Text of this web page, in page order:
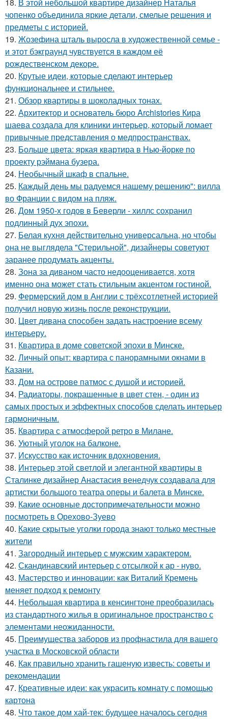
18. В этой небольшой квартире дизайнер Наталья
чопенко объединила яркие детали, смелые решения и
предметы с историей.
19. Жозефина шталь выросла в художественной семье -
и этот бэкграунд чувствуется в каждом её
рождественском декоре.
20. Крутые идеи, которые сделают интерьер
функциональнее и стильнее.
21. Обзор квартиры в шоколадных тонах.
22. Архитектор и основатель бюро Archistories Кира
шаева создала для клиники интерьер, который ломает
привычные представления о медпространствах.
23. Больше цвета: яркая квартира в Нью-йорке по
проекту рэймана бузера.
24. Необычный шкаф в спальне.
25. Каждый день мы радуемся нашему решению": вилла
во Франции с видом на пляж.
26. Дом 1950-х годов в Беверли - хиллс сохранил
подлинный дух эпохи.
27. Белая кухня действительно универсальна, но чтобы
она не выглядела "Стерильной", дизайнеры советуют
заранее продумать акценты.
28. Зона за диваном часто недооценивается, хотя
именно она может стать стильным акцентом гостиной.
29. Фермерский дом в Англии с трёхсотлетней историей
получил новую жизнь после реконструкции.
30. Цвет дивана способен задать настроение всему
интерьеру.
31. Квартира в доме советской эпохи в Минске.
32. Личный опыт: квартира с панорамными окнами в
Казани.
33. Дом на острове патмос с душой и историей.
34. Радиаторы, покрашенные в цвет стен, - один из
самых простых и эффектных способов сделать интерьер
гармоничным.
35. Квартира с атмосферой ретро в Милане.
36. Уютный уголок на балконе.
37. Искусство как источник вдохновения.
38. Интерьер этой светлой и элегантной квартиры в
Сталинке дизайнер Анастасия венедчук создавала для
артистки большого театра оперы и балета в Минске.
39. Какие основные достопримечательности можно
посмотреть в Орехово-Зуево
40. Какие скрытые уголки города знают только местные
жители
41. Загородный интерьер с мужским характером.
42. Скандинавский интерьер с отсылкой к ар - нуво.
43. Мастерство и инновации: как Виталий Кремень
меняет подход к ремонту
44. Небольшая квартира в кенсингтоне преобразилась
из стандартного жилья в оригинальное пространство с
элементами неожиданности.
45. Преимущества заборов из профнастила для вашего
участка в Московской области
46. Как правильно хранить гашеную известь: советы и
рекомендации
47. Креативные идеи: как украсить комнату с помощью
картона
48. Что такое дом хай-тек: будущее началось сегодня